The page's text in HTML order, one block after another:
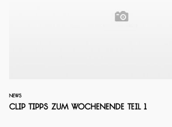
NEWS
Clip Tipps zum Wochenende Teil 1